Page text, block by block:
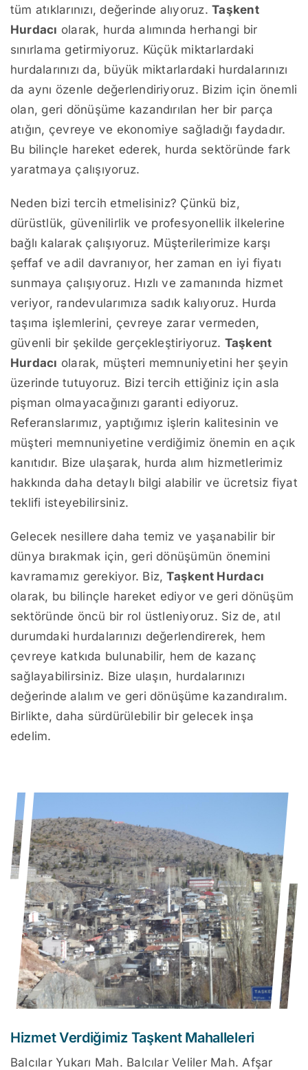
tüm atıklarınızı, değerinde alıyoruz.Taşkent
Hurdacı olarak, hurda alımında herhangi bir
sınırlama getirmiyoruz. Küçük miktarlardaki
hurdalarınızı da, büyük miktarlardaki hurdalarınızı
da aynı özenle değerlendiriyoruz. Bizim için önemli
olan, geri dönüşüme kazandırılan her bir parça
atığın, çevreye ve ekonomiye sağladığı faydadır.
Bu bilinçle hareket ederek, hurda sektöründe fark
yaratmaya çalışıyoruz.
Neden bizi tercih etmelisiniz? Çünkü biz,
dürüstlük, güvenilirlik ve profesyonellik ilkelerine
bağlı kalarak çalışıyoruz. Müşterilerimize karşı
şeffaf ve adil davranıyor, her zaman en iyi fiyatı
sunmaya çalışıyoruz. Hızlı ve zamanında hizmet
veriyor, randevularımıza sadık kalıyoruz. Hurda
taşıma işlemlerini, çevreye zarar vermeden,
güvenli bir şekilde gerçekleştiriyoruz. Taşkent
Hurdacı olarak, müşteri memnuniyetini her şeyin
üzerinde tutuyoruz. Bizi tercih ettiğiniz için asla
pişman olmayacağınızı garanti ediyoruz.
Referanslarımız, yaptığımız işlerin kalitesinin ve
müşteri memnuniyetine verdiğimiz önemin en açık
kanıtıdır. Bize ulaşarak, hurda alım hizmetlerimiz
hakkında daha detaylı bilgi alabilir ve ücretsiz fiyat
teklifi isteyebilirsiniz.
Gelecek nesillere daha temiz ve yaşanabilir bir
dünya bırakmak için, geri dönüşümün önemini
kavramamız gerekiyor. Biz,Taşkent Hurdacı
olarak, bu bilinçle hareket ediyor ve geri dönüşüm
sektöründe öncü bir rol üstleniyoruz. Siz de, atıl
durumdaki hurdalarınızı değerlendirerek, hem
çevreye katkıda bulunabilir, hem de kazanç
sağlayabilirsiniz. Bize ulaşın, hurdalarınızı
değerinde alalım ve geri dönüşüme kazandıralım.
Birlikte, daha sürdürülebilir bir gelecek inşa
edelim.
Hizmet Verdiğimiz Taşkent Mahalleleri
Balcılar Yukarı Mah. Balcılar Veliler Mah. Afşar